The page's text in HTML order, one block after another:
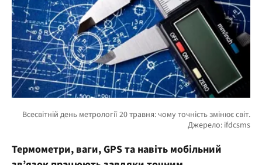
Термометри, ваги, GPS та навіть мобільний